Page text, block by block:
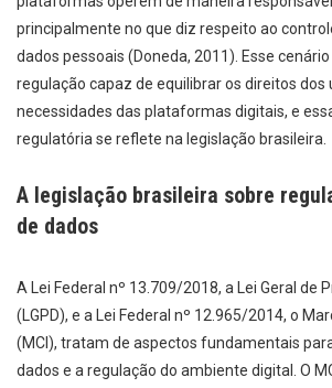
principalmente no que diz respeito ao
dados pessoais (Doneda, 2011). Esse
regulação capaz de equilibrar os direitos dos
necessidades das plataformas digitais, e
regulatória se reflete na legislação brasileira.
A legislação brasileira sobre
de dados
A Lei Federal nº 13.709/2018, a Lei Geral de
(LGPD), e a Lei Federal nº 12.965/2014, o
(MCI), tratam de aspectos fundamentais
dados e a regulação do ambiente digital. O